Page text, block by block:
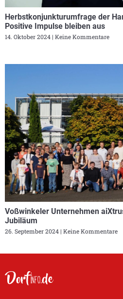
Herbstkonjunkturumfrage der
Positive Impulse bleiben aus
14. Oktober 2024 Keine Kommentare
Voßwinkeler Unternehmen
Jubiläum
26. September 2024 Keine Kommentare